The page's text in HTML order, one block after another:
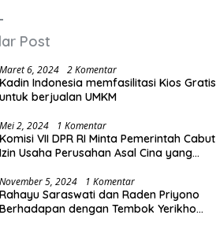
Post
Maret 6, 2024 2 Komentar
Kadin Indonesia memfasilitasi Kios Gratis
untuk berjualan UMKM
Mei 2, 2024 1 Komentar
Komisi VII DPR RI Minta Pemerintah Cabut
Izin Usaha Perusahan Asal Cina yang
November 5, 2024 1 Komentar
Rahayu Saraswati dan Raden Priyono
Berhadapan dengan Tembok Yerikho